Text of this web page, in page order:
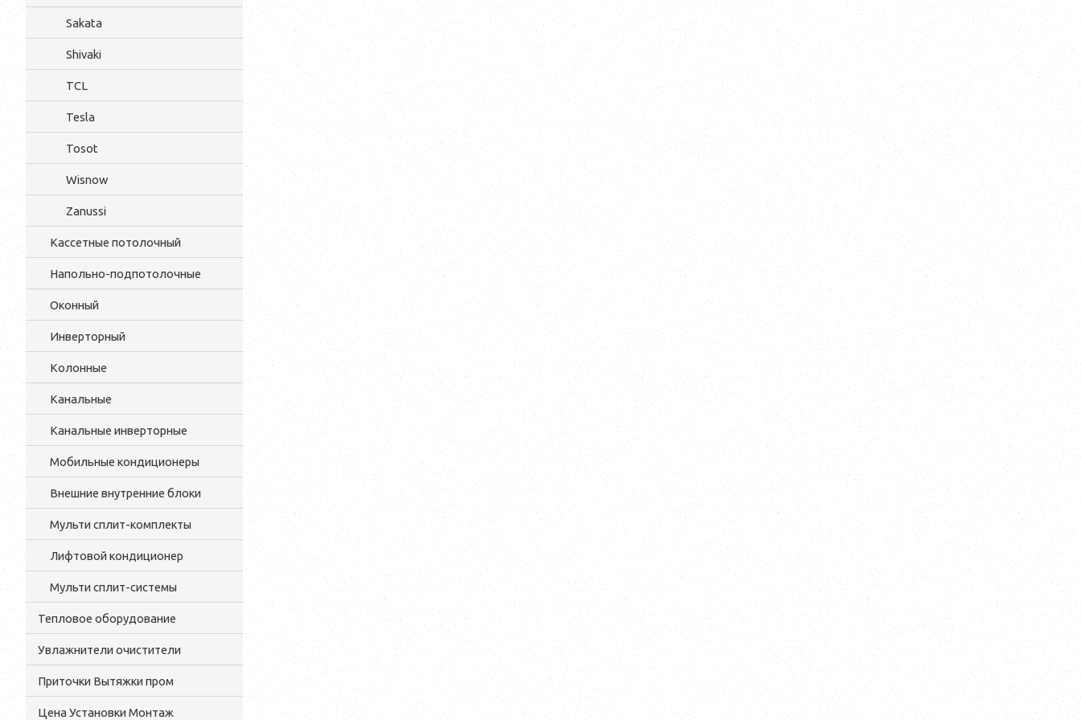
Sakata
Shivaki
TCL
Tesla
Tosot
Wisnow
Zanussi
Кассетные потолочный
Напольно-подпотолочные
Оконный
Инверторный
Колонные
Канальные
Канальные инверторные
Мобильные кондиционеры
Внешние внутренние блоки
Мульти cплит-комплекты
Лифтовой кондиционер
Мульти сплит-системы
Тепловое оборудование
Увлажнители очистители
Приточки Вытяжки пром
Цена Установки Монтаж